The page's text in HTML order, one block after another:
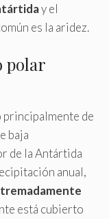
y el
es la aridez.
polar
de
baja
de la Antártida
anual,
está cubierto